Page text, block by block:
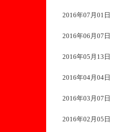
2016年07月01日
2016年06月07日
2016年05月13日
2016年04月04日
2016年03月07日
2016年02月05日